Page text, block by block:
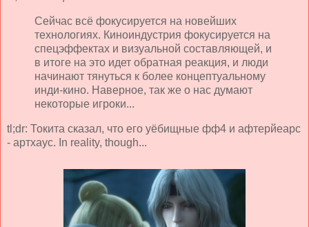
Сейчас всё фокусируется на новейших
технологиях. Киноиндустрия фокусируется на
спецэффектах и визуальной составляющей, и
в итоге на это идет обратная реакция, и люди
начинают тянуться к более концептуальному
инди-кино. Наверное, так же о нас думают
некоторые игроки...
tl;dr: Токита сказал, что его уёбищные фф4 и афтерйеарс
- артхаус. In reality, though...